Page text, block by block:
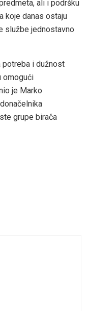
ali i podršku
koje danas ostaju
službe jednostavno
potreba i dužnost
omogući
je Marko
grupe birača